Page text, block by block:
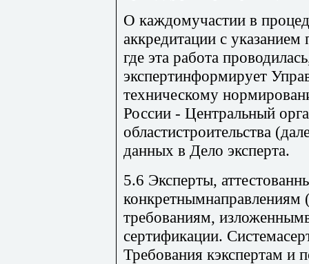
О каждомучастии в
аккредитации с
где эта работа
экспертинформирует
техническому
России - Центральный
областистроительства
данных в Дело эксперта.
5.6 Эксперты,
конкретнымнаправлениям
требованиям,
сертификации.
Требования кэкспертам и